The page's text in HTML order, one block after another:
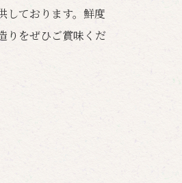
しております。鮮度
りをぜひご賞味くだ